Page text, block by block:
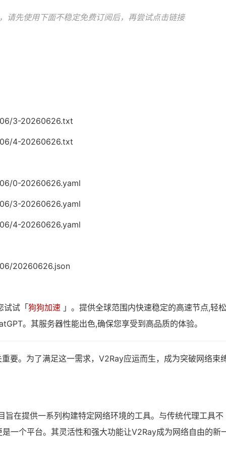
请先使用下面不稳定免费订阅后，再尝试点击链接
3-20260626.txt
4-20260626.txt
0-20260626.yaml
3-20260626.yaml
4-20260626.yaml
20260626.json
试试「 狗狗加速 」。提供全球范围内快速稳定的高速节点,轻
。其服务器性能出色,确保您享受到高品质的体验。
要。为了满足这一需求，V2Ray应运而生，成为突破网络束
在提供一系列构建特定网络环境的工具。与传统代理工具不
一个平台。其灵活性和强大功能让V2Ray成为网络自由的新